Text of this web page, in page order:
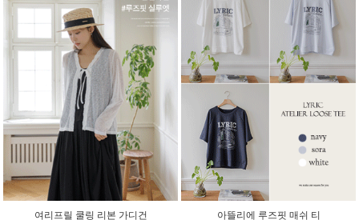
여리프릴 쿨링 리본 가디건 아뜰리에 루즈핏 매쉬 티